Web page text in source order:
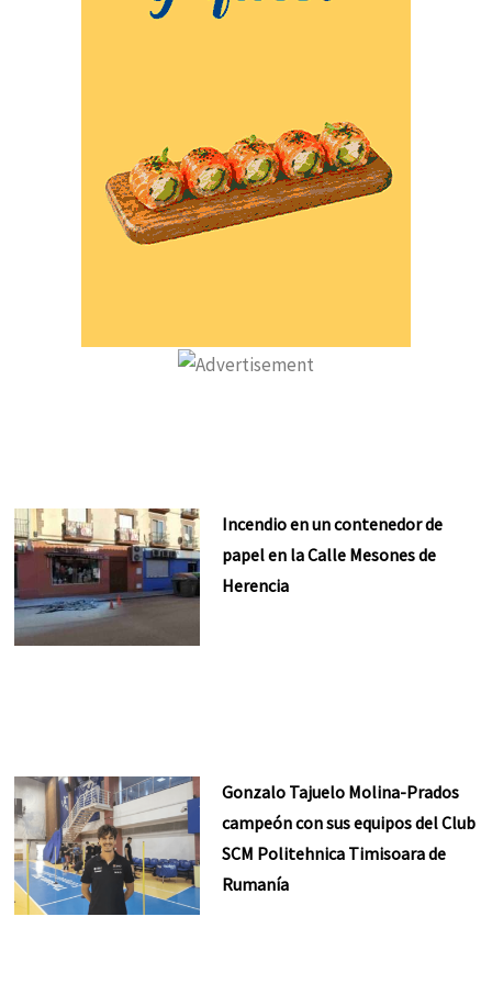
Incendio en un contenedor de
papel en la Calle Mesones de
Herencia
Gonzalo Tajuelo Molina-Prados
campeón con sus equipos del Club
SCM Politehnica Timisoara de
Rumanía